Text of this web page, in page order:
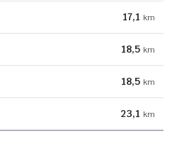
17,1 km
18,5 km
18,5 km
23,1 km